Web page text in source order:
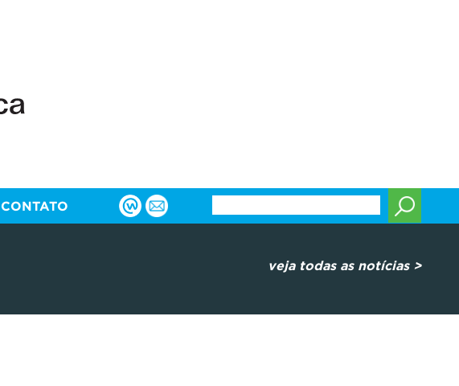
CONTATO
veja todas as notícias >